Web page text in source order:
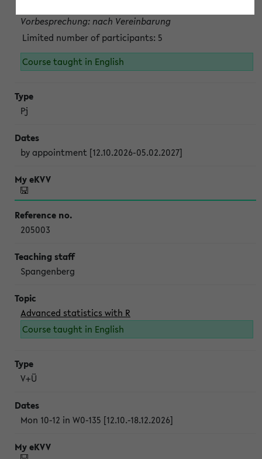
Vorbesprechung: nach Vereinbarung
Limited number of participants: 5
Course taught in English
Pj
by appointment [12.10.2026-05.02.2027]
205003
Spangenberg
Advanced statistics with R
Course taught in English
V+Ü
Mon 10-12 in W0-135 [12.10.-18.12.2026]